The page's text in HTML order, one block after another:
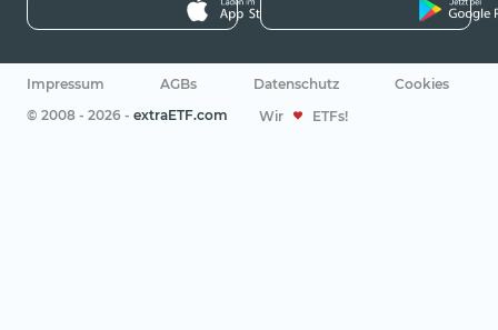
Impressum AGBs Datenschutz
Cookies
© 2008 - 2026 - extraETF.com Wir ETFs!